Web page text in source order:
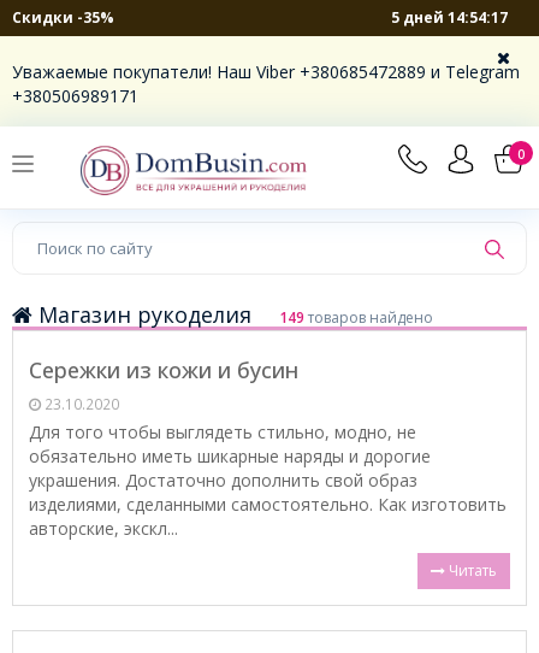
Скидки -35% 5 дней 14:54:16
Уважаемые покупатели! Наш Viber +380685472889 и Telegram
+380506989171
0
Магазин рукоделия 149товаров найдено
Сережки из кожи и бусин
23.10.2020
Для того чтобы выглядеть стильно, модно, не
обязательно иметь шикарные наряды и дорогие
украшения. Достаточно дополнить свой образ
изделиями, сделанными самостоятельно. Как изготовить
авторские, экскл...
Читать